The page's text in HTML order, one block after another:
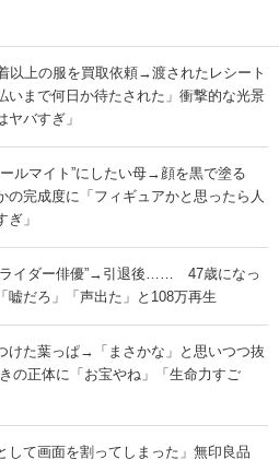
以上の服を買取依頼→渡されたレシート
まで何日か待たされた」衝撃的な光景
ヤバすぎ」
ルマイト”にしたい母→顔を黒で塗る
完成度に「フィギュアかと思ったら人
ぎ」
ライダー俳優”→引退後…… 47歳になっ
嘘だろ」「声出た」と108万再生
けた葉っぱ→「まさかな」と思いつつ抜
の正体に「お宝やね」「生命力すご
して画面を割ってしまった」無印良品